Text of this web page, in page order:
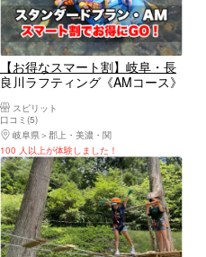
【お得なスマート割】岐阜・長
良川ラフティング《AMコース》
スピリット
口コミ(5)
岐阜県
郡上・美濃・関
100 人以上が体験しました！